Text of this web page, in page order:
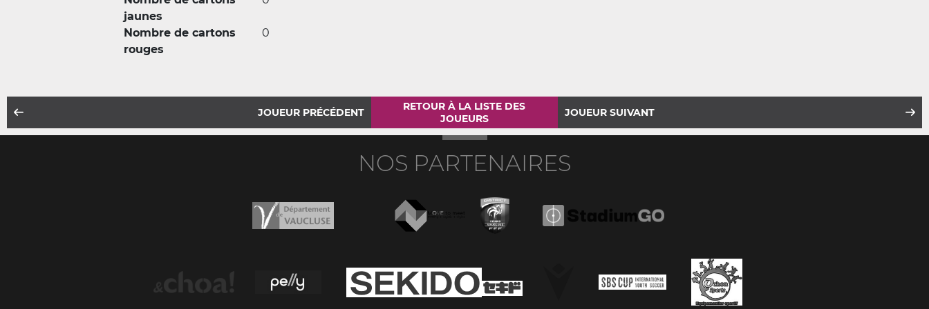
jaunes
Nombre de cartons
rouges
0
JOUEUR PRÉCÉDENT
RETOUR À LA LISTE DES
JOUEURS
JOUEUR SUIVANT
NOS PARTENAIRES